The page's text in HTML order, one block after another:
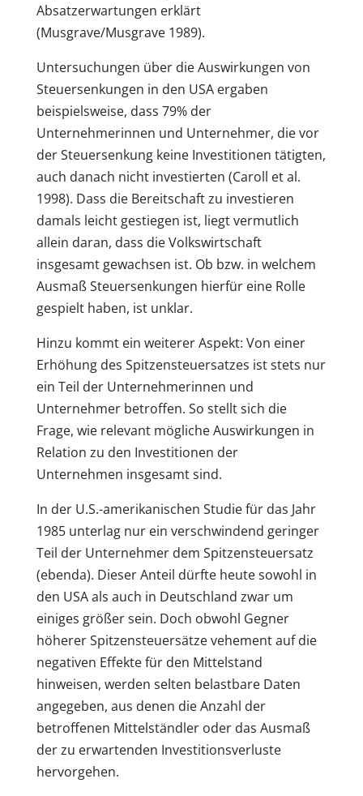
Absatzerwartungen erklärt
(Musgrave/Musgrave 1989).
Untersuchungen über die Auswirkungen von
Steuersenkungen in den USA ergaben
beispielsweise, dass 79% der
Unternehmerinnen und Unternehmer, die vor
der Steuersenkung keine Investitionen tätigten,
auch danach nicht investierten (Caroll et al.
1998). Dass die Bereitschaft zu investieren
damals leicht gestiegen ist, liegt vermutlich
allein daran, dass die Volkswirtschaft
insgesamt gewachsen ist. Ob bzw. in welchem
Ausmaß Steuersenkungen hierfür eine Rolle
gespielt haben, ist unklar.
Hinzu kommt ein weiterer Aspekt: Von einer
Erhöhung des Spitzensteuersatzes ist stets nur
ein Teil der Unternehmerinnen und
Unternehmer betroffen. So stellt sich die
Frage, wie relevant mögliche Auswirkungen in
Relation zu den Investitionen der
Unternehmen insgesamt sind.
In der U.S.-amerikanischen Studie für das Jahr
1985 unterlag nur ein verschwindend geringer
Teil der Unternehmer dem Spitzensteuersatz
(ebenda). Dieser Anteil dürfte heute sowohl in
den USA als auch in Deutschland zwar um
einiges größer sein. Doch obwohl Gegner
höherer Spitzensteuersätze vehement auf die
negativen Effekte für den Mittelstand
hinweisen, werden selten belastbare Daten
angegeben, aus denen die Anzahl der
betroffenen Mittelständler oder das Ausmaß
der zu erwartenden Investitionsverluste
hervorgehen.